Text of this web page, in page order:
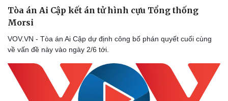
Thể thao
Bóng đá
Ô tô - Xe máy
Ô tô
Tòa án Ai Cập kết án tử hình cựu Tổng thống
Morsi
VOV.VN - Tòa án Ai Cập dự định công bố phán quyết cuối cùng
về vấn đề này vào ngày 2/6 tới.